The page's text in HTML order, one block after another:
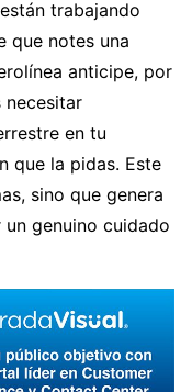
trabajando
que notes una
anticipe, por
necesitar
en tu
que la pidas. Este
sino que genera
genuino cuidado